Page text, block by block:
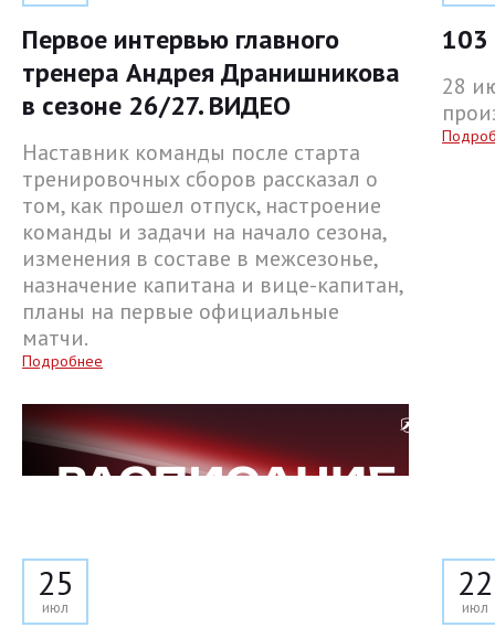
Первое интервью главного
тренера Андрея Дранишникова
в сезоне 26/27. ВИДЕО
Наставник команды после старта
тренировочных сборов рассказал о
том, как прошел отпуск, настроение
команды и задачи на начало сезона,
изменения в составе в межсезонье,
назначение капитана и вице-капитан,
планы на первые официальные
матчи.
Подробнее
103
28
25
июл
22
июл